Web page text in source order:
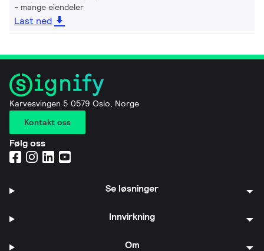
mange eiendeler
Last ned
Karvesvingen 5 0579 Oslo, Norge
Kontakt oss
Følg oss
Se løsninger
Innvirkning
Om